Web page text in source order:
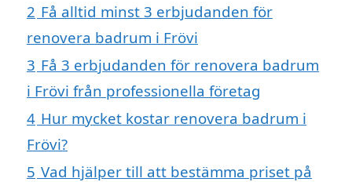
2 Få alltid minst 3 erbjudanden för
renovera badrum i Frövi
3 Få 3 erbjudanden för renovera badrum
i Frövi från professionella företag
4 Hur mycket kostar renovera badrum i
Frövi?
5 Vad hjälper till att bestämma priset på